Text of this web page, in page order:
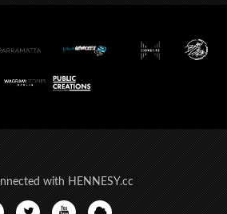
with HENNESY.cc